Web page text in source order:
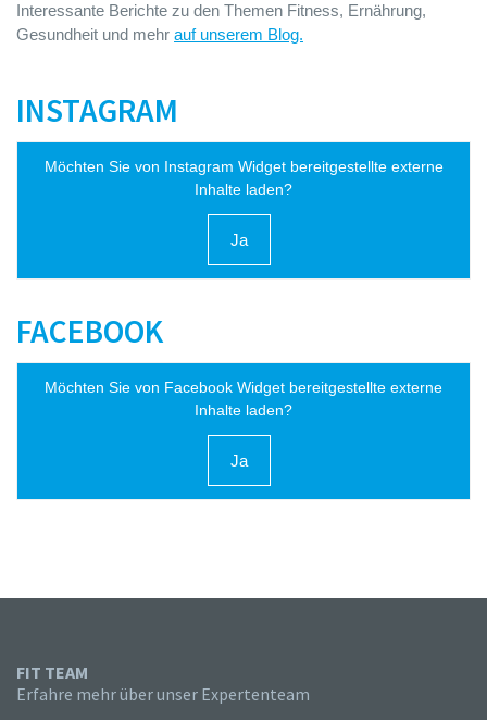
Interessante Berichte zu den Themen Fitness, Ernährung,
Gesundheit und mehr auf unserem Blog.
INSTAGRAM
Möchten Sie von Instagram Widgetbereitgestellte externe
Inhalte laden?
Ja
FACEBOOK
Möchten Sie von Facebook Widget bereitgestellte externe
Inhalte laden?
Ja
FIT TEAM
Erfahre mehr über unser Expertenteam